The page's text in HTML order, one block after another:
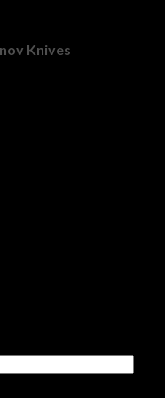
Knives